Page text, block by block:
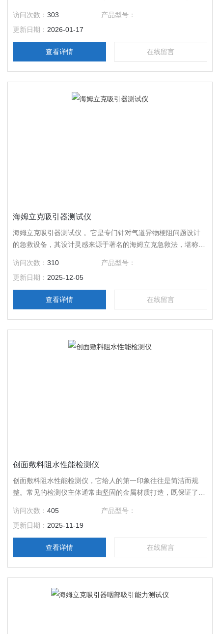
衡量其吸气阻力和呼气阻力。
访问次数：303
产品型号：
更新日期： 2026-01-17
查看详情 在线留言
海姆立克吸引器测试仪
海姆立克吸引器测试仪 。它是专门针对气道异物梗阻问题设计
的急救设备，其设计灵感来源于著名的海姆立克急救法，堪称是
访问次数：310
产品型号：
更新日期： 2025-12-05
查看详情 在线留言
创面敷料阻水性能检测仪
创面敷料阻水性能检测仪，它给人的第一印象往往是简洁而规
整。常见的检测仪主体通常由坚固的金属材质打造，既保证了仪
访问次数：405
产品型号：
更新日期： 2025-11-19
查看详情 在线留言